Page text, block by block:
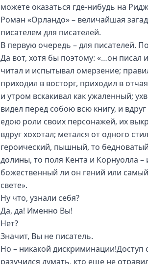
можете оказаться где-нибудь на
Роман «Орландо» – величайшая
писателем для писателей.
В первую очередь – для писателей.
Да вот, хотя бы поэтому: «…он писал
читал и испытывал омерзение;
приходил в восторг, приходил в
и утром вскакивал как ужаленный;
видел перед собою всю книгу, и
едою роли своих персонажей, их
вдруг хохотал; метался от одного
героический, пышный, то
долины, то поля Кента и Корнуолла
божественный ли он гений или
свете».
Ну что, узнали себя?
Да, да! Именно Вы!
Нет?
Значит, Вы не писатель.
Но – никакой дискриминации!Доступ
разучился думать, кто еще не